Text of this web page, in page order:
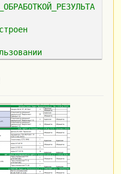
изменения
.Дата КАК